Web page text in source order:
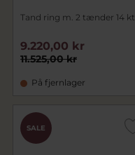
Tand ring m. 2 tænder 14 kt
11.525,00 kr
9.220,00 kr
På fjernlager
SALE